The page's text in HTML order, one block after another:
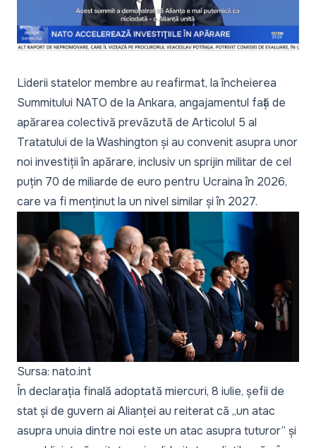
Video
Liderii statelor membre au reafirmat, la încheierea
Summitului NATO de la Ankara, angajamentul față de
apărarea colectivă prevăzută de Articolul 5 al
Tratatului de la Washington și au convenit asupra unor
noi investiții în apărare, inclusiv un sprijin militar de cel
puțin 70 de miliarde de euro pentru Ucraina în 2026,
care va fi menținut la un nivel similar și în 2027.
Sursa: nato.int
În declarația finală adoptată miercuri, 8 iulie, șefii de
stat și de guvern ai Alianței au reiterat că „un atac
asupra unuia dintre noi este un atac asupra tuturor” și